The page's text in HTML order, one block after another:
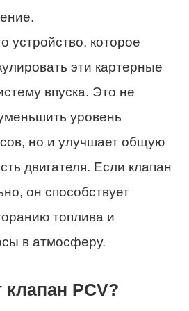
устройство, которое
эти картерные
впуска. Это не
уровень
но и улучшает общую
двигателя. Если клапан
он способствует
топлива и
в атмосферу.
клапан PCV?